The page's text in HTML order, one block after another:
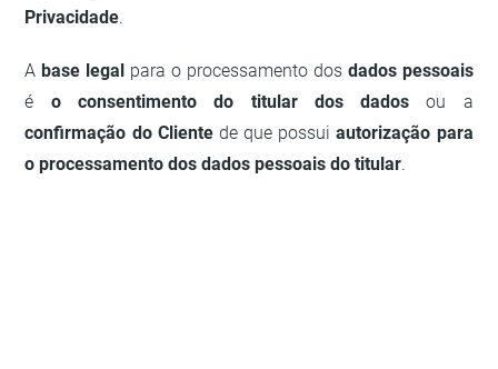
Privacidade.
Abase legal para o processamento dos dados pessoais
é o consentimento do titular dos dados ou a
confirmação do Clientede que possuiautorização para
o processamento dos dados pessoais do titular.